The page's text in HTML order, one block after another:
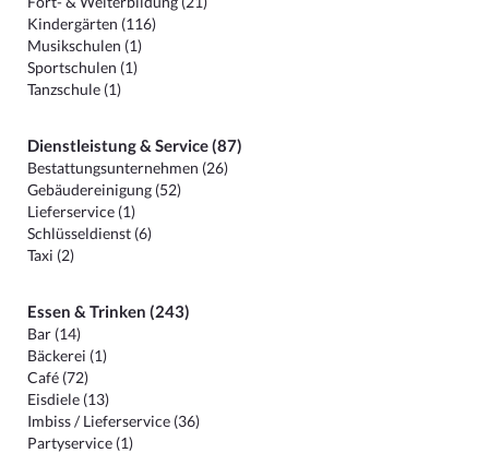
Kindergärten (116)
Musikschulen (1)
Sportschulen (1)
Tanzschule (1)
Dienstleistung & Service (87)
Bestattungsunternehmen (26)
Gebäudereinigung (52)
Lieferservice (1)
Schlüsseldienst (6)
Taxi (2)
Essen & Trinken (243)
Bar (14)
Bäckerei (1)
Café (72)
Eisdiele (13)
Imbiss / Lieferservice (36)
Partyservice (1)